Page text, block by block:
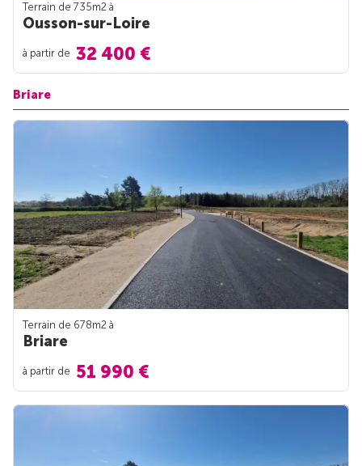
Terrain de 735m2 à
Ousson-sur-Loire
à partir de 32 400 €
Briare
Terrain de 678m2 à
Briare
à partir de 51 990 €